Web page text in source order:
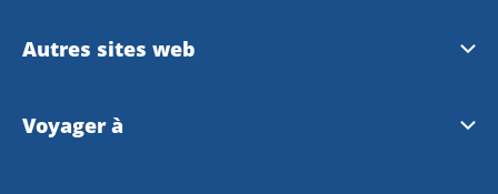
Information de presse
Autres sites web
Visit Swedeen
Voyager à